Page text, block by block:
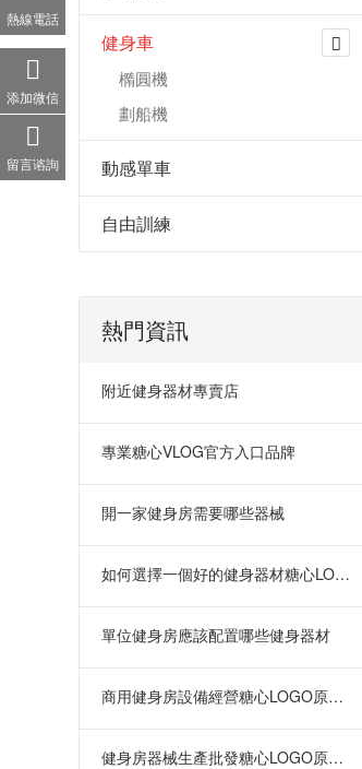
健身車
橢圓機
劃船機
動感單車
自由訓練
熱門資訊
附近健身器材專賣店
專業糖心VLOG官方入口品牌
開一家健身房需要哪些器械
如何選擇一個好的健身器材糖心LOGO原创视频
單位健身房應該配置哪些健身器材
商用健身房設備經營糖心LOGO原创视频
健身房器械生產批發糖心LOGO原创视频在哪裏
熱線電話
添加微信
留言谘詢